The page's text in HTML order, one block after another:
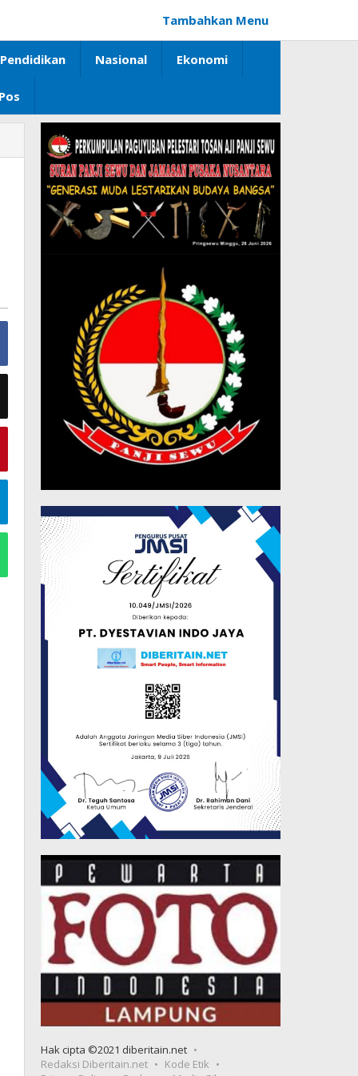
Tambahkan Menu
Pendidikan Nasional Ekonomi
Hak cipta ©2021 diberitain.net
Redaksi Diberitain.net
Kode Etik